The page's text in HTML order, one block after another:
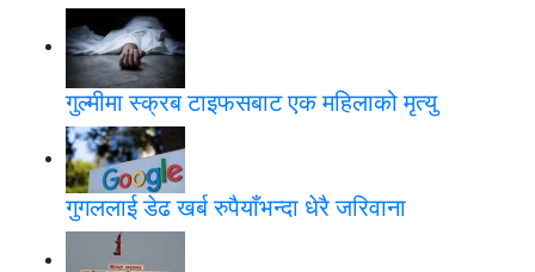
गुल्मीमा स्क्रब टाइफसबाट एक महिलाको मृत्यु
गुगललाई डेढ खर्ब रुपैयाँभन्दा धेरै जरिवाना